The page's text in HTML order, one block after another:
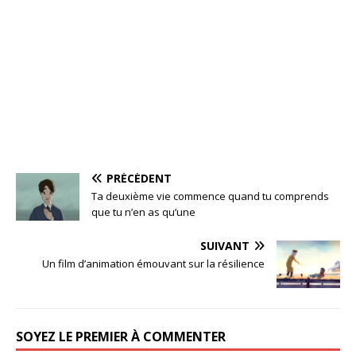
PRÉCÉDENT
Ta deuxième vie commence quand tu comprends
que tu n’en as qu’une
SUIVANT
Un film d’animation émouvant sur la résilience
SOYEZ LE PREMIER À COMMENTER